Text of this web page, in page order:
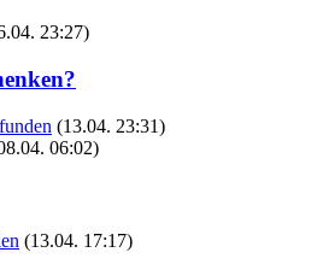
23:27)
(13.04. 23:31)
06:02)
(13.04. 17:17)